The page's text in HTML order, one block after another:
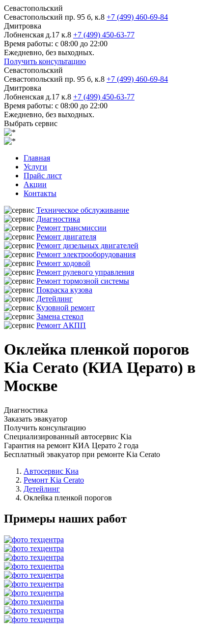
Севастопольский
Севастопольский пр. 95 б, к.8 +7 (499) 460-69-84
Дмитровка
Лобненская д.17 к.8 +7 (499) 450-63-77
Время работы: с 08:00 до 22:00
Ежедневно, без выходных.
Получить консультацию
Севастопольский
Севастопольский пр. 95 б, к.8 +7 (499) 460-69-84
Дмитровка
Лобненская д.17 к.8 +7 (499) 450-63-77
Время работы: с 08:00 до 22:00
Ежедневно, без выходных.
Выбрать сервис
Главная
Услуги
Прайс лист
Акции
Контакты
Техническое обслуживание
Диагностика
Ремонт трансмиссии
Ремонт двигателя
Ремонт дизельных двигателей
Ремонт электрооборудования
Ремонт ходовой
Ремонт рулевого управления
Ремонт тормозной системы
Покраска кузова
Детейлинг
Кузовной ремонт
Замена стекол
Ремонт АКПП
Оклейка пленкой порогов
Kia Cerato (КИА Церато) в
Москве
Диагностика
Заказать эвакуатор
Получить консультацию
Специализированный автосервис Kia
Гарантия на ремонт КИА Церато 2 года
Бесплатный эвакуатор при ремонте Kia Cerato
Автосервис Киа
Ремонт Kia Cerato
Детейлинг
Оклейка пленкой порогов
Примеры наших работ